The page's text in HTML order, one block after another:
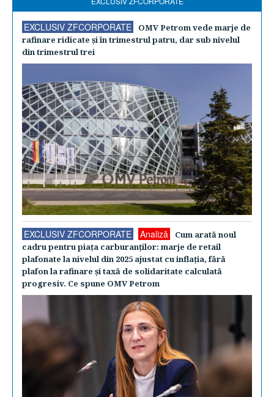
EXCLUSIV ZFCORPORATE
OMV Petrom vede marje de
rafinare ridicate şi în trimestrul patru, dar sub nivelul
din trimestrul trei
EXCLUSIV ZFCORPORATE Analiză
Cum arată noul
cadru pentru piaţa carburanţilor: marje de retail
plafonate la nivelul din 2025 ajustat cu inflaţia, fără
plafon la rafinare şi taxă de solidaritate calculată
progresiv. Ce spune OMV Petrom